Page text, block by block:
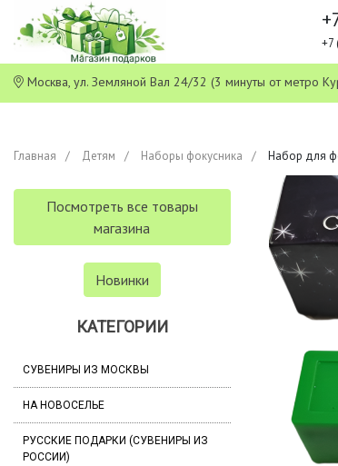
+7
Москва, ул. Земляной Вал 24/32 (3 минуты от метро
Главная Детям Наборы фокусника Набор для
Посмотреть все товары
магазина
Новинки
КАТЕГОРИИ
СУВЕНИРЫ ИЗ МОСКВЫ
НА НОВОСЕЛЬЕ
РУССКИЕ ПОДАРКИ (СУВЕНИРЫ ИЗ
РОССИИ)